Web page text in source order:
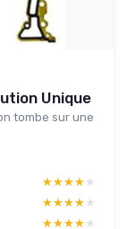
Unique
tombe sur une
★★★★★
★★★★★
★★★★★
★★★★★
★★★★★
★★★★★